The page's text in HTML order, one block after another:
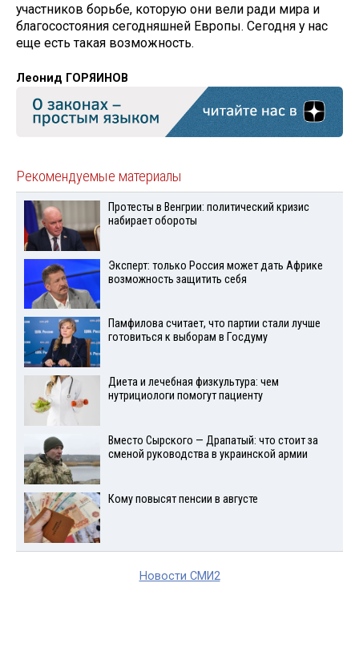
участников борьбе, которую они вели ради мира и
благосостояния сегодняшней Евро­пы. Сегодня у нас
еще есть такая воз­можность.
Леонид ГОРЯИНОВ
Рекомендуемые материалы
Протесты в Венгрии: политический кризис
набирает обороты
Эксперт: только Россия может дать Африке
возможность защитить себя
Памфилова считает, что партии стали лучше
готовиться к выборам в Госдуму
Диета и лечебная физкультура: чем
нутрициологи помогут пациенту
Вместо Сырского — Драпатый: что стоит за
сменой руководства в украинской армии
Кому повысят пенсии в августе
Новости СМИ2